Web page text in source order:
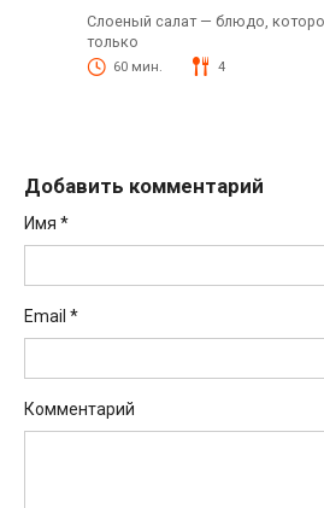
Слоеный салат — блюдо,
только
60 мин. 4
Добавить комментарий
Имя *
Email *
Комментарий